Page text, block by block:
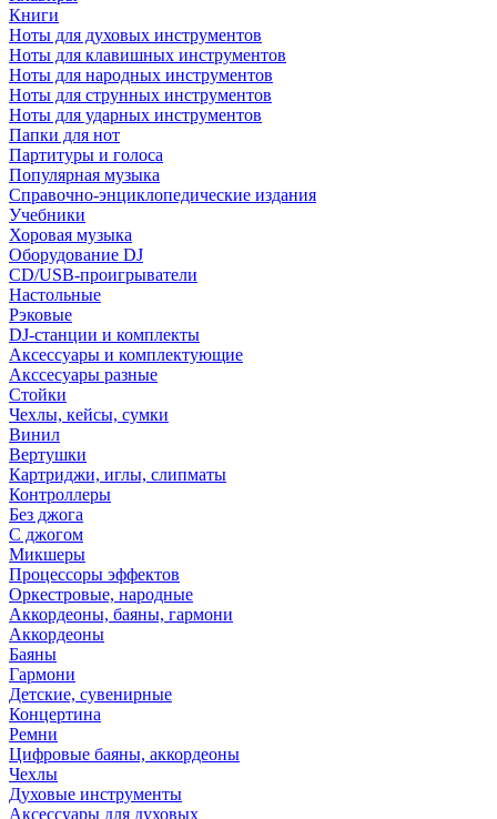
Книги
Ноты для духовых инструментов
Ноты для клавишных инструментов
Ноты для народных инструментов
Ноты для струнных инструментов
Ноты для ударных инструментов
Папки для нот
Партитуры и голоса
Популярная музыка
Справочно-энциклопедические издания
Учебники
Хоровая музыка
Оборудование DJ
CD/USB-проигрыватели
Настольные
Рэковые
DJ-станции и комплекты
Аксессуары и комплектующие
Акссесуары разные
Стойки
Чехлы, кейсы, сумки
Винил
Вертушки
Картриджи, иглы, слипматы
Контроллеры
Без джога
С джогом
Микшеры
Процессоры эффектов
Оркестровые, народные
Аккордеоны, баяны, гармони
Аккордеоны
Баяны
Гармони
Детские, сувенирные
Концертина
Ремни
Цифровые баяны, аккордеоны
Чехлы
Духовые инструменты
Аксессуары для духовых